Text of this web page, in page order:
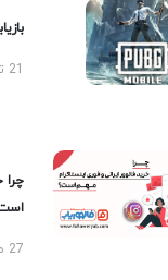
چرا
است؟
27 مرداد 1404